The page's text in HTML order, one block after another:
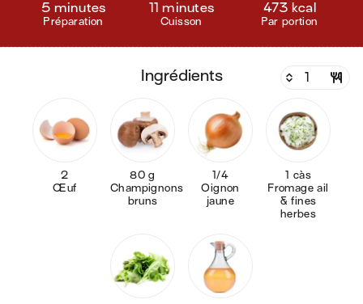
5 minutes
Préparation
11 minutes
Cuisson
473 kcal
Par portion
ingrédients
2
Œuf
80 g
Champignons
bruns
1/4
Oignon
jaune
1 càs
Fromage ail
& fines
herbes